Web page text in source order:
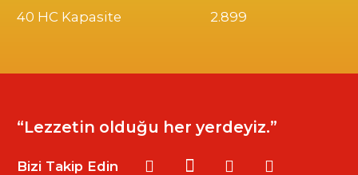
40 HC Kapasite
2.899
“Lezzetin olduğu her yerdeyiz.”
Bizi Takip Edin